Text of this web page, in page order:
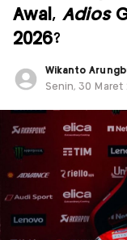
Awal, Adios
2026?
Wikanto
Senin, 30 Maret